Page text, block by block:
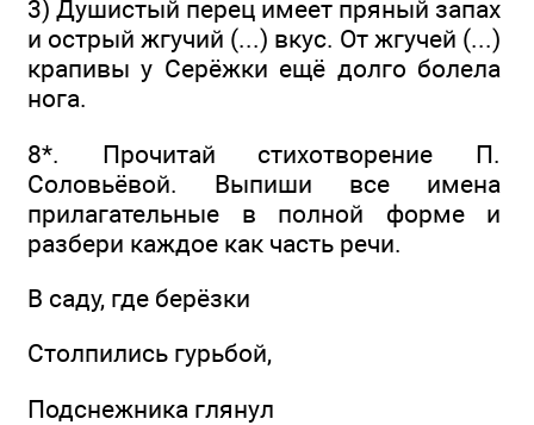
3) Душистый перец имеет пряный запах
и острый жгучий (...) вкус. От жгучей (...)
крапивы у Серёжки ещё долго болела
нога.
8*. Прочитай стихотворение П.
Соловьёвой. Выпиши все имена
прилагательные в полной форме и
разбери каждое как часть речи.
В саду, где берёзки
Столпились гурьбой,
Подснежника глянул